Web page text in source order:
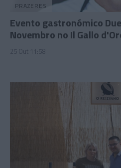
PRAZERES
Evento gastronómico
Novembro no Il Gallo
25 Out 11:58